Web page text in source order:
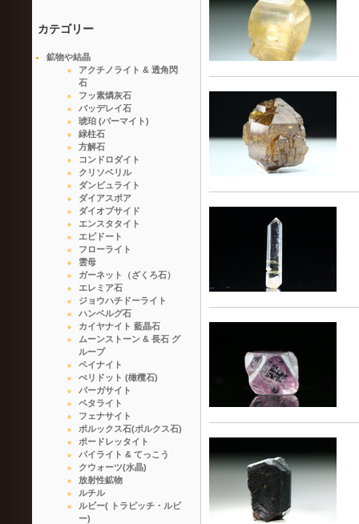
カテゴリー
鉱物や結晶
アクチノライト & 透角閃
石
フッ素燐灰石
バッデレイ石
琥珀 (バーマイト)
緑柱石
方解石
コンドロダイト
クリソベリル
ダンビュライト
ダイアスポア
ダイオプサイド
エンスタタイト
エピドート
フローライト
雲母
ガーネット（ざくろ石）
エレミア石
ジョウハチドーライト
ハンベルグ石
カイヤナイト 藍晶石
ムーンストーン & 長石 グ
ループ
ペイナイト
ぺリドット (橄欖石)
パーガサイト
ペタライト
フェナサイト
ポルックス石(ポルクス石)
ポードレッタイト
パイライト & てっこう
クウォーツ(水晶)
放射性鉱物
ルチル
ルビー( トラピッチ・ルビ
ー)